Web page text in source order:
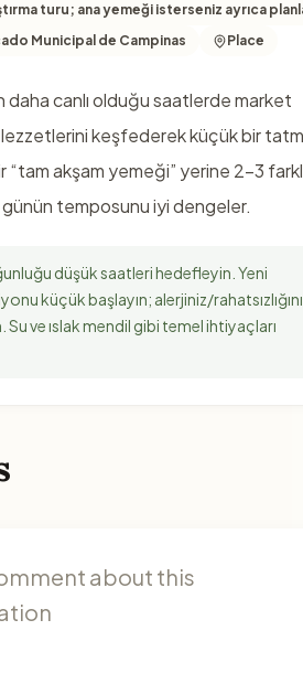
turu; ana yemeği isterseniz ayrıca
Municipal de Campinas Place
daha canlı olduğu saatlerde market
keşfederek küçük bir
“tam akşam yemeği” yerine 2-3
temposunu iyi dengeler.
düşük saatleri hedefleyin. Yeni
küçük başlayın; alerjiniz/
ve ıslak mendil gibi temel ihtiyaçları